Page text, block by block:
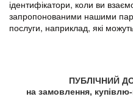
ідентифікатори, коли ви
запропонованими нашими
послуги, наприклад, які
ПУБЛІЧНИЙ
на замовлення,